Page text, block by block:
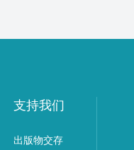
支持我们
出版物交存